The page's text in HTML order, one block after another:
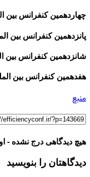
چهاردهمین کنفرانس بین
پانزدهمین کنفرانس بین
شانزدهمین کنفرانس بین
هفدهمین کنفرانس بین
منبع
هیچ دیدگاهی درج نشده -
دیدگاهتان را بنویسید